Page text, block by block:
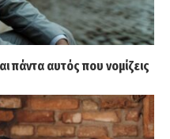
πάντα αυτός που νομίζεις